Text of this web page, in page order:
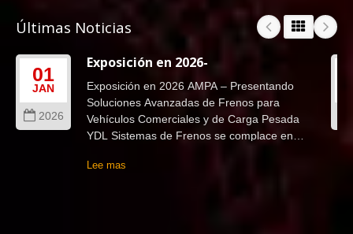
Últimas Noticias
01
JAN
2026
Exposición en 2026-
Exposición en 2026 AMPA – Presentando
Soluciones Avanzadas de Frenos para
Vehículos Comerciales y de Carga Pesada
YDL Sistemas de Frenos se complace en
Lee mas